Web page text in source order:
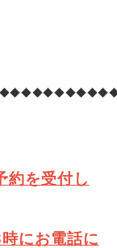
約を受付し
にお電話に